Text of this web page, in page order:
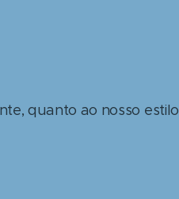
quanto ao nosso estilo